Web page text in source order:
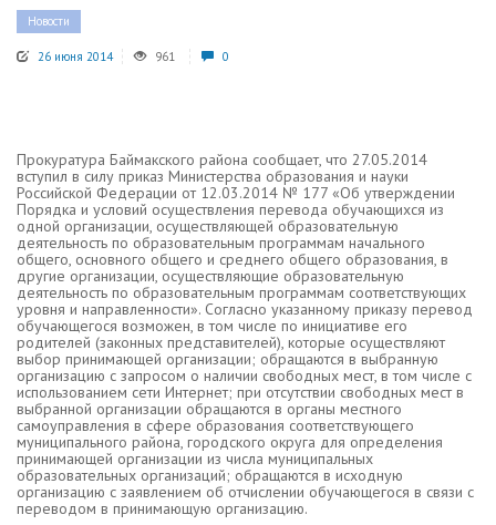
Новости
26 июня 2014 961 0
Прокуратура Баймакского района сообщает, что 27.05.2014
вступил в силу приказ Министерства образования и науки
Российской Федерации от 12.03.2014 № 177 «Об утверждении
Порядка и условий осуществления перевода обучающихся из
одной организации, осуществляющей образовательную
деятельность по образовательным программам начального
общего, основного общего и среднего общего образования, в
другие организации, осуществляющие образовательную
деятельность по образовательным программам соответствующих
уровня и направленности». Согласно указанному приказу перевод
обучающегося возможен, в том числе по инициативе его
родителей (законных представителей), которые осуществляют
выбор принимающей организации; обращаются в выбранную
организацию с запросом о наличии свободных мест, в том числе с
использованием сети Интернет; при отсутствии свободных мест в
выбранной организации обращаются в органы местного
самоуправления в сфере образования соответствующего
муниципального района, городского округа для определения
принимающей организации из числа муниципальных
образовательных организаций; обращаются в исходную
организацию с заявлением об отчислении обучающегося в связи с
переводом в принимающую организацию.